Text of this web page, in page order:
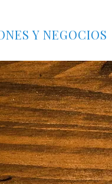
Y NEGOCIOS